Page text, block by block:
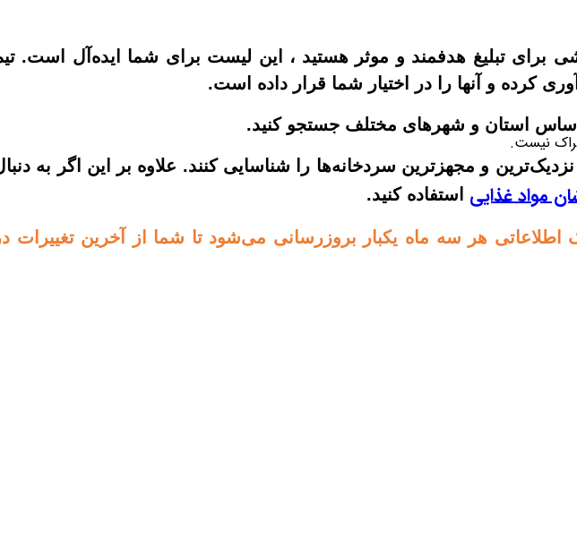
برای تبلیغ هدفمند و موثر هستید ، این لیست برای شما ایده‌آل است.
کرده و آنها را در اختیار شما قرار داده است.
اساس استان و شهرهای مختلف جستجو کنید.
نزدیک‌ترین و مجهزترین سردخانه‌ها را شناسایی کنند. علاوه بر این اگر به
مواد غذایی استفاده کنید.
اطلاعاتی هر سه ماه یکبار بروزرسانی می‌شود تا شما از آخرین تغییرات
نیست.